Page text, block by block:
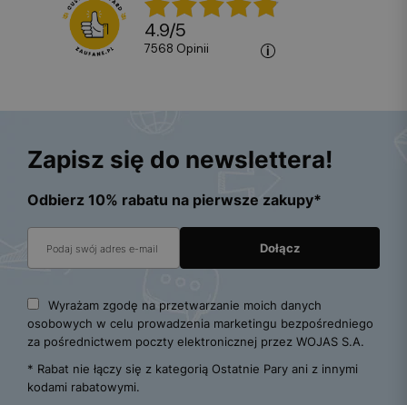
4.9/5
7568 opinii
Zapisz się do newslettera!
Odbierz 10% rabatu na pierwsze zakupy*
Wyrażam zgodę na przetwarzanie moich danych
osobowych w celu prowadzenia marketingu bezpośredniego
za pośrednictwem poczty elektronicznej przez WOJAS S.A.
* Rabat nie łączy się z kategorią Ostatnie Pary ani z innymi
kodami rabatowymi.